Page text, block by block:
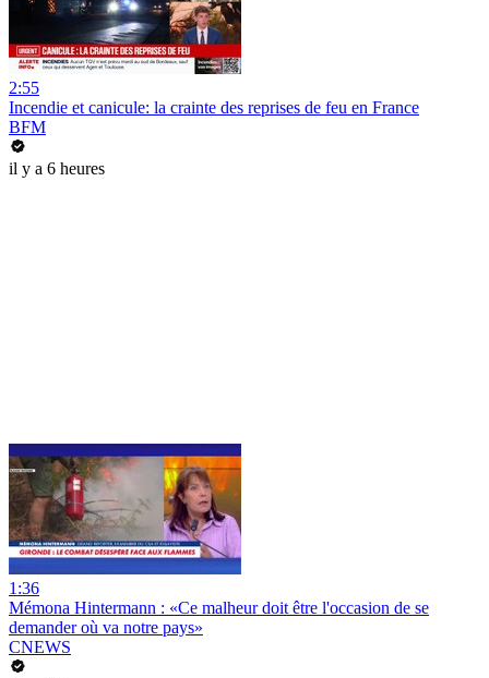
2:55
Incendie et canicule: la crainte des reprises de feu en France
BFM
il y a 6 heures
1:36
Mémona Hintermann : «Ce malheur doit être l'occasion de se
demander où va notre pays»
CNEWS